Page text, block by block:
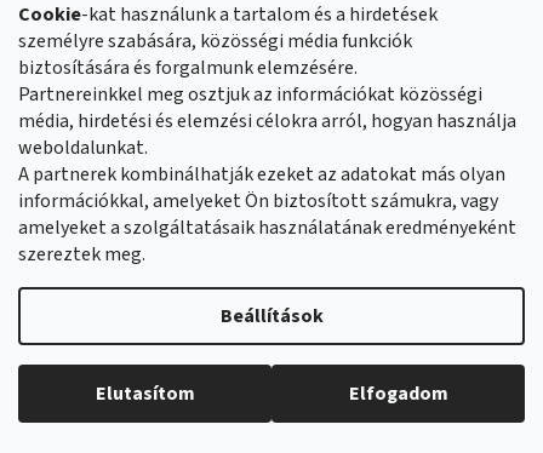
Cookie-kat használunk a tartalom és a hirdetések
személyre szabására, közösségi média funkciók
biztosítására és forgalmunk elemzésére.
Partnereinkkel meg osztjuk az információkat közösségi
média, hirdetési és elemzési célokra arról, hogyan használja
weboldalunkat.
A partnerek kombinálhatják ezeket az adatokat más olyan
információkkal, amelyeket Ön biztosított számukra, vagy
amelyeket a szolgáltatásaik használatának eredményeként
szereztek meg.
Beállítások
Elutasítom Elfogadom